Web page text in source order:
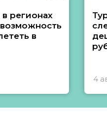
регионах
в
4